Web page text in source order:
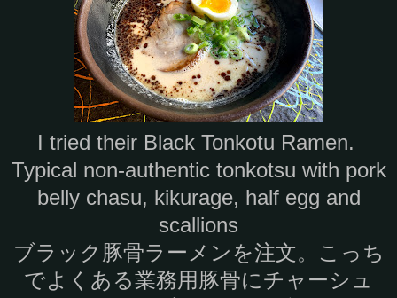
I tried their Black Tonkotu Ramen.
Typical non-authentic tonkotsu with pork
belly chasu, kikurage, half egg and
scallions
ブラック豚骨ラーメンを注文。こっち
でよくある業務用豚骨にチャーシュ